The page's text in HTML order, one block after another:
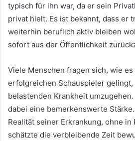
typisch für ihn war, da er sein
privat hielt. Es ist bekannt, dass er
weiterhin beruflich aktiv bleiben
sofort aus der Öffentlichkeit
Viele Menschen fragen sich, wie es
erfolgreichen Schauspieler gelingt,
belastenden Krankheit
dabei eine bemerkenswerte
Realität seiner Erkrankung, ohne in
schätzte die verbleibende Zeit